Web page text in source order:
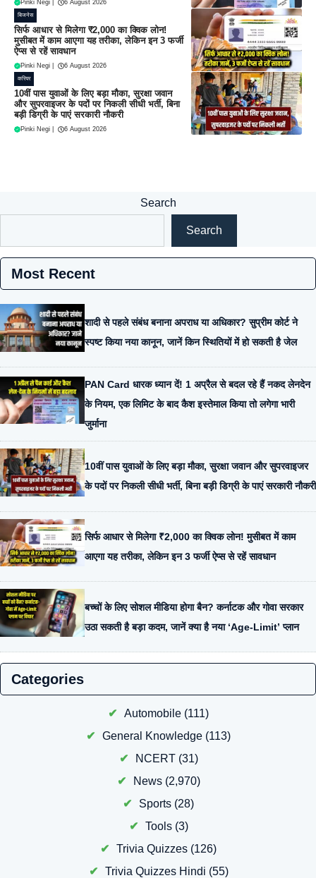
Pinki Negi 6 August 2026
बिजनेस
सिर्फ आधार से मिलेगा ₹2,000 का क्विक लोन!
मुसीबत में काम आएगा यह तरीका, लेकिन इन 3 फर्जी
ऐप्स से रहें सावधान
Pinki Negi 6 August 2026
करियर
10वीं पास युवाओं के लिए बड़ा मौका, सुरक्षा जवान
और सुपरवाइजर के पदों पर निकली सीधी भर्ती, बिना
बड़ी डिग्री के पाएं सरकारी नौकरी
Pinki Negi 6 August 2026
Search
Search
Most Recent
शादी से पहले संबंध बनाना अपराध या अधिकार? सुप्रीम कोर्ट ने
स्पष्ट किया नया कानून, जानें किन स्थितियों में हो सकती है जेल
PAN Card धारक ध्यान दें! 1 अप्रैल से बदल रहे हैं नकद लेनदेन
के नियम, एक लिमिट के बाद कैश इस्तेमाल किया तो लगेगा भारी
जुर्माना
10वीं पास युवाओं के लिए बड़ा मौका, सुरक्षा जवान और सुपरवाइजर
के पदों पर निकली सीधी भर्ती, बिना बड़ी डिग्री के पाएं सरकारी नौकरी
सिर्फ आधार से मिलेगा ₹2,000 का क्विक लोन! मुसीबत में काम
आएगा यह तरीका, लेकिन इन 3 फर्जी ऐप्स से रहें सावधान
बच्चों के लिए सोशल मीडिया होगा बैन? कर्नाटक और गोवा सरकार
उठा सकती है बड़ा कदम, जानें क्या है नया ‘Age-Limit’ प्लान
Categories
Automobile (111)
General Knowledge (113)
NCERT(31)
News(2,970)
Sports (28)
Tools(3)
Trivia Quizzes (126)
Trivia Quizzes Hindi (55)